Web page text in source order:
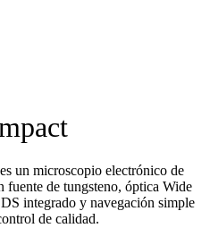
es un microscopio electrónico de
de tungsteno, óptica Wide
integrado y navegación simple
de calidad.